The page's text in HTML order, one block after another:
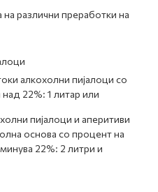
различни преработки на
алкохолни пијалоци со
22%: 1 литар или
пијалоци и аперитиви
основа со процент на
22%: 2 литри и